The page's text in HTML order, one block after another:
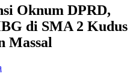
Oknum DPRD,
di SMA 2 Kudus
Massal